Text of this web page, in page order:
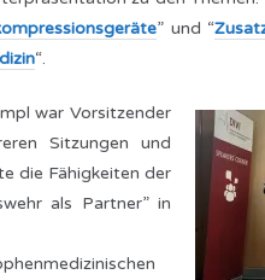
” und “
“.
war Vorsitzender
Sitzungen und
die Fähigkeiten der
als Partner” in